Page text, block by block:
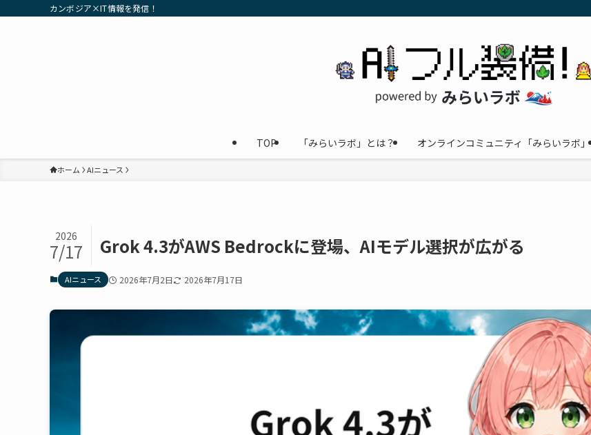
カンボジア×IT情報を発信！
TOP 「みらいラボ」とは？ オンラインコミュニティ「みらいラボ」
ホーム AIニュース
Grok 4.3がAWS Bedrockに登場、AIモデル選択が広がる
2026
7/17
AIニュース 2026年7月2日 2026年7月17日